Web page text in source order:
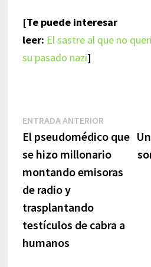
[Te puede interesar
leer: El sastre al que no
su pasado nazi]
Navegación
de
entradas
ENTRADA ANTERIOREntrada
anterior:
El pseudomédico que
se hizo millonario
montando emisoras
de radio y
trasplantando
testículos de cabra a
humanos